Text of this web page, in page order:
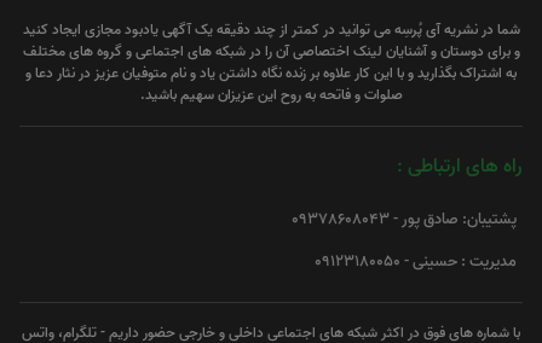
شما در نشریه آی پُرسِه می توانید در کمتر از چند دقیقه یک آگهی یادبود مجازی ایجاد کنید
و برای دوستان و آشنایان لینک اختصاصی آن را در شبکه های اجتماعی و گروه های مختلف
به اشتراک بگذارید و با این کار علاوه بر زنده نگاه داشتن یاد و نام متوفیان عزیز در نثار دعا و
صلوات و فاتحه به روح این عزیزان سهیم باشید.
راه های ارتباطی :
پشتیبان: صادق پور - 09378608043
مدیریت : حسینی - 09123180050
با شماره های فوق در اکثر شبکه های اجتماعی داخلی و خارجی حضور داریم - تلگرام، واتس